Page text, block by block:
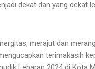
dekat dan yang dekat
merajut dan
terimakasih
Lebaran 2024 di Kota